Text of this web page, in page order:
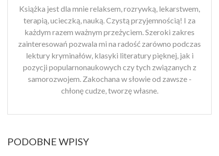
Książka jest dla mnie relaksem, rozrywką, lekarstwem,
terapią, ucieczką, nauką. Czystą przyjemnością! I za
każdym razem ważnym przeżyciem. Szeroki zakres
zainteresowań pozwala mi na radość zarówno podczas
lektury kryminałów, klasyki literatury pięknej, jak i
pozycji popularnonaukowych czy tych związanych z
samorozwojem. Zakochana w słowie od zawsze -
chłonę cudze, tworzę własne.
PODOBNE WPISY